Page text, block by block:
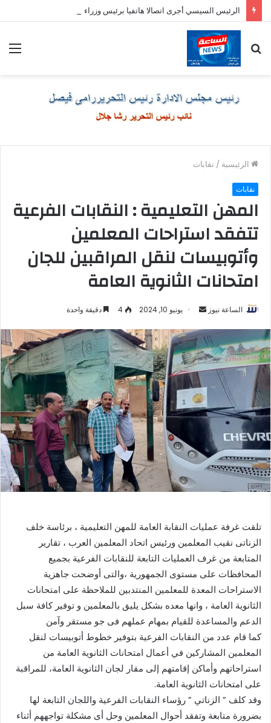
الرئيس السيسي أجرى اتصالا هاتفيا برئيس وزراء اليونان
عن
الرئيسية / نقابات
نقابات
المهن التعليمية : النقابات الفرعية
تتفقد استراحات المعلمين
وأتوبيسات لنقل المراقبين للجان
امتحانات الثانوية العامة
الساعة نيوز
أرسل
إلكترونيا
يونيو 10, 2024 4 دقيقة واحدة
تلقت غرفة عمليات النقابة العامة للمهن التعليمية ، برئاسة خلف
الزناتى نقيب المعلمين ورئيس اتحاد المعلمين العرب ، تقارير
المتابعة من غرف العمليات التابعة للنقابات الفرعية بجميع
المحافظات على مستوى الجمهورية ،والتى أوضحت جاهزية
الاستراحات المعدة للمعلمين المنتدبين للملاحظة على امتحانات
الثانوية العامة ، وانها معده بشكل يليق بالمعلمين و توفير كافة سبل
الدعم والمساعدة للقيام بمهام عملهم فى جو مستقر وآمن
كما قام عدد من النقابات الفرعية بتوفير خطوط أتوبيسات لنقل
المعلمين المشاركين في أعمال امتحانات الثانوية العامة من
استراحاتهم وأماكن إقامتهم إلى مقار لجان الثانوية العامة، للمراقبة
على امتحانات الثانوية العامة.
وقد كلف ” الزناتي ” رؤساء النقابات الفرعية واللجان التابعة لها
بضرورة متابعة وتفقد أحوال المعلمين وحل أى مشكلة تواجههم أثناء